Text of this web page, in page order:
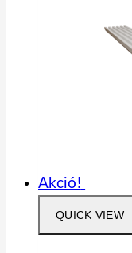
Akció!
QUICK VIEW